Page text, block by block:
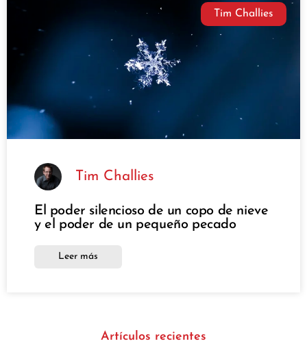
Tim Challies
Tim Challies
El poder silencioso de un copo de nieve
y el poder de un pequeño pecado
Leer más
Artículos recientes